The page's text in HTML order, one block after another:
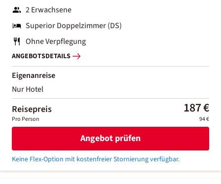
2 Erwachsene
Superior Doppelzimmer (DS)
Ohne Verpflegung
ANGEBOTSDETAILS
Eigenanreise
Nur Hotel
Reisepreis 187 €
Pro Person 94 €
Angebot prüfen
Keine Flex-Option mit kostenfreier Stornierung verfügbar.